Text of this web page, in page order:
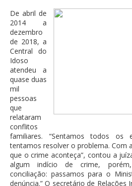
De abril de
2014 a
dezembro
de 2018, a
Central do
Idoso
atendeu a
quase duas
mil
pessoas
que
relataram
conflitos
familiares. “Sentamos todos os
tentamos resolver o problema. Com
que o crime aconteça”, contou a
algum indício de crime,
conciliação: passamos para o
denúncia.” O secretário de Relações